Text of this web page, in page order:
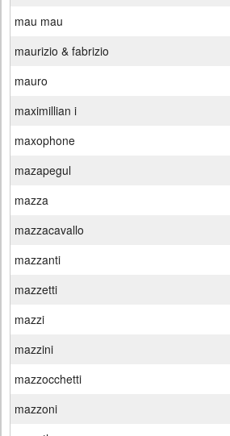
mau mau
maurizio & fabrizio
mauro
maximillian i
maxophone
mazapegul
mazza
mazzacavallo
mazzanti
mazzetti
mazzi
mazzini
mazzocchetti
mazzoni